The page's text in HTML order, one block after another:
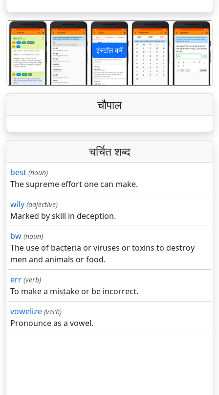
इंस्टॉल करें
पिछला अगला
चौपाल
चर्चित शब्द
best (noun)
The supreme effort one can make.
wily (adjective)
Marked by skill in deception.
bw (noun)
The use of bacteria or viruses or toxins to destroy
men and animals or food.
err (verb)
To make a mistake or be incorrect.
vowelize (verb)
Pronounce as a vowel.